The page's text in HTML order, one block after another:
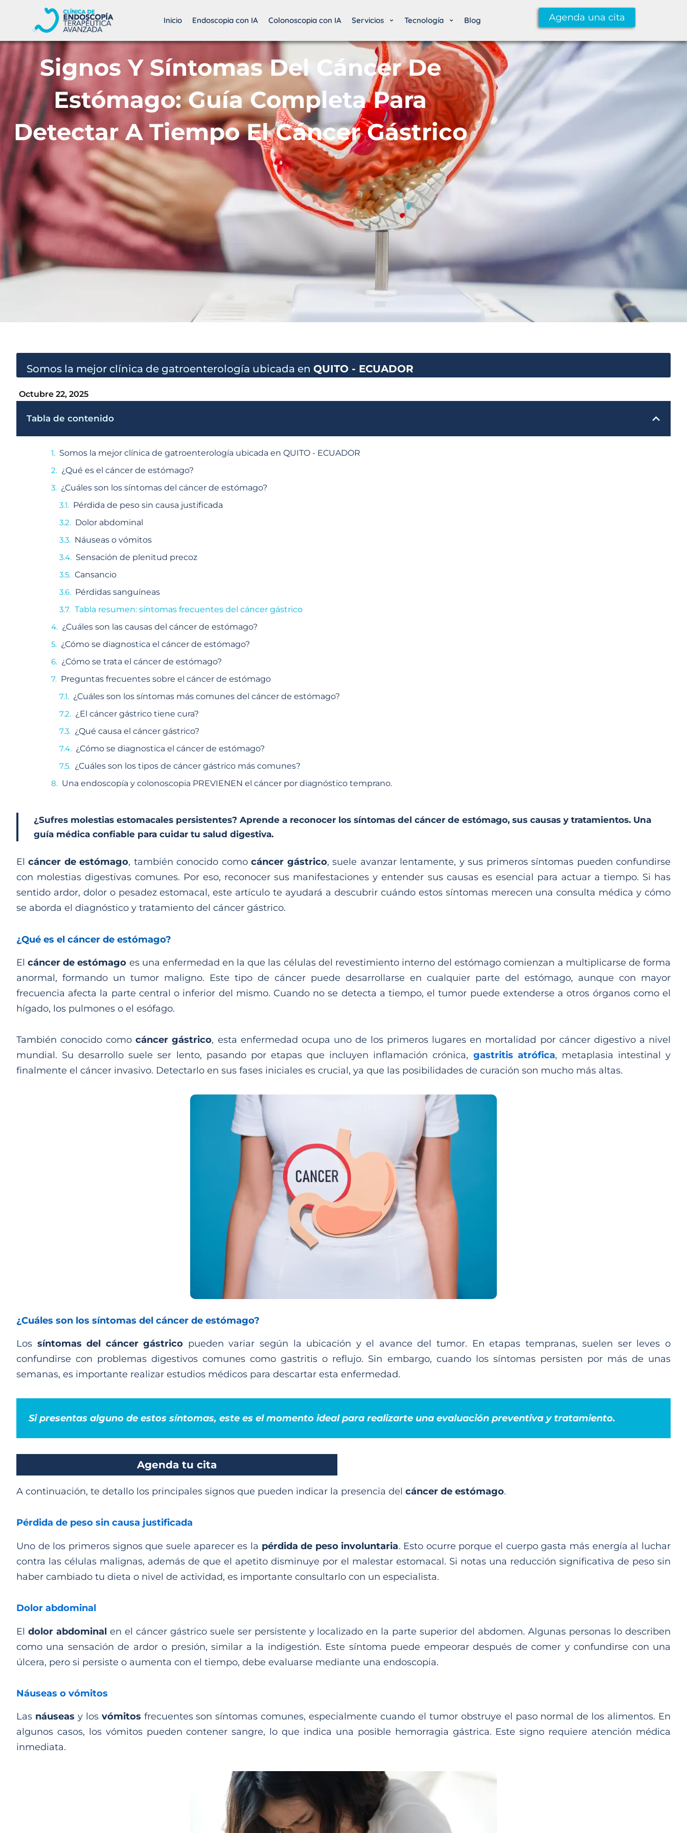
contenido
Inicio Endoscopia con IA Colonoscopia con IA Servicios Tecnología Blog Agenda una cita
Signos Y Síntomas Del Cáncer De
Estómago: Guía Completa Para
Detectar A Tiempo El Cáncer Gástrico
Somos la mejor clínica de gatroenterología ubicada en QUITO - ECUADOR
Octubre 22, 2025
Tabla de contenido
Somos la mejor clínica de gatroenterología ubicada en QUITO - ECUADOR
¿Qué es el cáncer de estómago?
¿Cuáles son los síntomas del cáncer de estómago?
Pérdida de peso sin causa justificada
Dolor abdominal
Náuseas o vómitos
Sensación de plenitud precoz
Cansancio
Pérdidas sanguíneas
Tabla resumen: síntomas frecuentes del cáncer gástrico
¿Cuáles son las causas del cáncer de estómago?
¿Cómo se diagnostica el cáncer de estómago?
¿Cómo se trata el cáncer de estómago?
Preguntas frecuentes sobre el cáncer de estómago
¿Cuáles son los síntomas más comunes del cáncer de estómago?
¿El cáncer gástrico tiene cura?
¿Qué causa el cáncer gástrico?
¿Cómo se diagnostica el cáncer de estómago?
¿Cuáles son los tipos de cáncer gástrico más comunes?
Una endoscopía y colonoscopia PREVIENEN el cáncer por diagnóstico temprano.
¿Sufres molestias estomacales persistentes? Aprende a reconocer los síntomas del cáncer de estómago, sus causas y tratamientos. Una
guía médica confiable para cuidar tu salud digestiva.
Elcáncer de estómago, también conocido comocáncer gástrico, suele avanzar lentamente, y sus primeros síntomas pueden confundirse
con molestias digestivas comunes. Por eso, reconocer sus manifestaciones y entender sus causas es esencial para actuar a tiempo. Si has
sentido ardor, dolor o pesadez estomacal, este artículo te ayudará a descubrir cuándo estos síntomas merecen una consulta médica y cómo
se aborda el diagnóstico y tratamiento del cáncer gástrico.
¿Qué es el cáncer de estómago?
Elcáncer de estómago es una enfermedad en la que las células del revestimiento interno del estómago comienzan a multiplicarse de forma
anormal, formando un tumor maligno. Este tipo de cáncer puede desarrollarse en cualquier parte del estómago, aunque con mayor
frecuencia afecta la parte central o inferior del mismo. Cuando no se detecta a tiempo, el tumor puede extenderse a otros órganos como el
hígado, los pulmones o el esófago.
También conocido comocáncer gástrico, esta enfermedad ocupa uno de los primeros lugares en mortalidad por cáncer digestivo a nivel
mundial. Su desarrollo suele ser lento, pasando por etapas que incluyen inflamación crónica, gastritis atrófica, metaplasia intestinal y
finalmente el cáncer invasivo. Detectarlo en sus fases iniciales es crucial, ya que las posibilidades de curación son mucho más altas.
¿Cuáles son los síntomas del cáncer de estómago?
Los síntomas del cáncer gástrico pueden variar según la ubicación y el avance del tumor. En etapas tempranas, suelen ser leves o
confundirse con problemas digestivos comunes como gastritis o reflujo. Sin embargo, cuando los síntomas persisten por más de unas
semanas, es importante realizar estudios médicos para descartar esta enfermedad.
Si presentas alguno de estos síntomas, este es el momento ideal para realizarte una evaluación preventiva y tratamiento.
Agenda tu cita
A continuación, te detallo los principales signos que pueden indicar la presencia del cáncer de estómago.
Pérdida de peso sin causa justificada
Uno de los primeros signos que suele aparecer es la pérdida de peso involuntaria. Esto ocurre porque el cuerpo gasta más energía al luchar
contra las células malignas, además de que el apetito disminuye por el malestar estomacal. Si notas una reducción significativa de peso sin
haber cambiado tu dieta o nivel de actividad, es importante consultarlo con un especialista.
Dolor abdominal
El dolor abdominalen el cáncer gástrico suele ser persistente y localizado en la parte superior del abdomen. Algunas personas lo describen
como una sensación de ardor o presión, similar a la indigestión. Este síntoma puede empeorar después de comer y confundirse con una
úlcera, pero si persiste o aumenta con el tiempo, debe evaluarse mediante una endoscopia.
Náuseas o vómitos
Las náuseas y los vómitos frecuentes son síntomas comunes, especialmente cuando el tumor obstruye el paso normal de los alimentos. En
algunos casos, los vómitos pueden contener sangre, lo que indica una posible hemorragia gástrica. Este signo requiere atención médica
inmediata.